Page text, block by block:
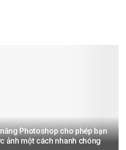
Photoshop cho phép bạn
ảnh một cách nhanh chóng